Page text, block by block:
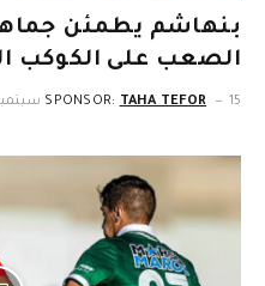
بنهاشم يطمئن
الصعب على الكوكب
SPONSOR:TAHA TEFOR 15 سبتمبر، 2025